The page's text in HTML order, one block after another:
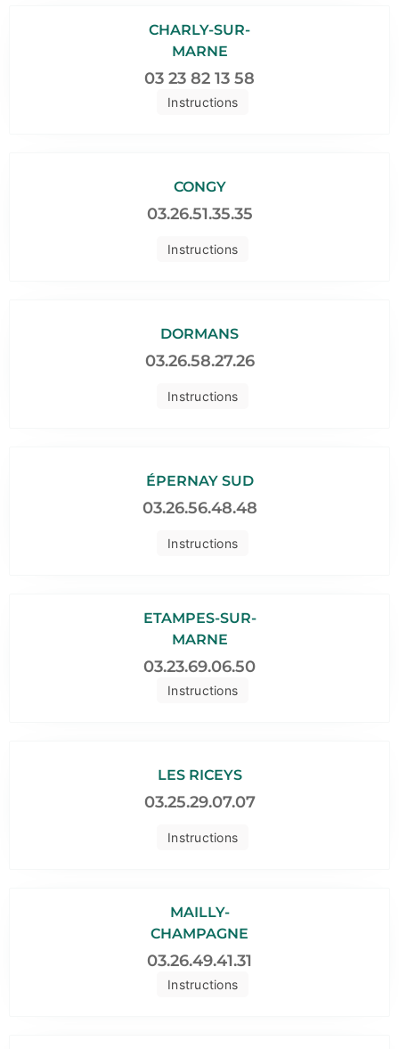
Instructions
CHARLY-SUR-
MARNE
03 23 82 13 58
Instructions
CONGY
03.26.51.35.35
Instructions
DORMANS
03.26.58.27.26
Instructions
ÉPERNAY SUD
03.26.56.48.48
Instructions
ETAMPES-SUR-
MARNE
03.23.69.06.50
Instructions
LES RICEYS
03.25.29.07.07
Instructions
MAILLY-
CHAMPAGNE
03.26.49.41.31